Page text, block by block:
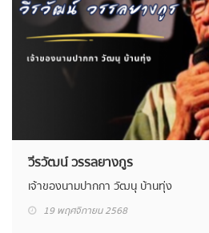
วีรวัฒน์ วรรลยางกูร
เจ้าของนามปากกา วัฒนุ บ้านทุ่ง
19 พฤศจิกายน 2568